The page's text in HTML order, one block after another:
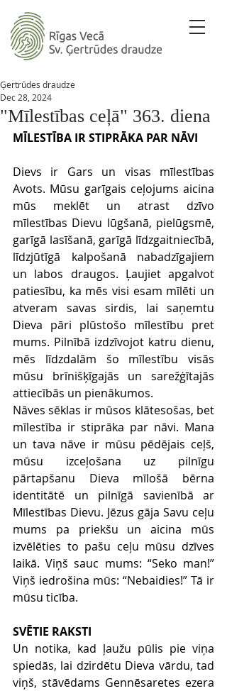
"Mīlestības ceļā" 363. diena
Ģertrūdes draudze
Dec 28, 2024
MĪLESTĪBA IR STIPRĀKA PAR NĀVI
Dievs ir Gars un visas mīlestības
Avots. Mūsu garīgais ceļojums aicina
mūs meklēt un atrast dzīvo
mīlestības Dievu lūgšanā, pielūgsmē,
garīgā lasīšanā, garīgā līdzgaitniecībā,
līdzjūtīgā kalpošanā nabadzīgajiem
un labos draugos. Ļaujiet apgalvot
patiesību, ka mēs visi esam mīlēti un
atveram savas sirdis, lai saņemtu
Dieva pāri plūstošo mīlestību pret
mums. Pilnībā izdzīvojot katru dienu,
mēs līdzdalām šo mīlestību visās
mūsu brīnišķīgajās un sarežģītajās
attiecībās un pienākumos.
Nāves sēklas ir mūsos klātesošas, bet
mīlestība ir stiprāka par nāvi. Mana
un tava nāve ir mūsu pēdējais ceļš,
mūsu izceļošana uz pilnīgu
pārtapšanu Dieva mīlošā bērna
identitātē un pilnīgā savienībā ar
Mīlestības Dievu. Jēzus gāja Savu ceļu
mums pa priekšu un aicina mūs
izvēlēties to pašu ceļu mūsu dzīves
laikā. Viņš sauc mums: “Seko man!”
Viņš iedrošina mūs: “Nebaidies!” Tā ir
mūsu ticība.
SVĒTIE RAKSTI
Un notika, kad ļaužu pūlis pie viņa
spiedās, lai dzirdētu Dieva vārdu, tad
viņš, stāvēdams Gennēsaretes ezera